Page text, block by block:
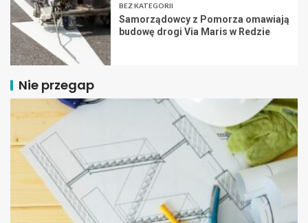
BEZ KATEGORII
Samorządowcy z Pomorza omawiają
budowę drogi Via Maris w Redzie
Nie przegap